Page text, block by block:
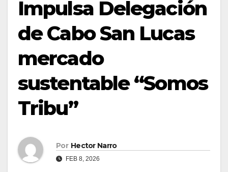
Impulsa Delegación
de Cabo San Lucas
mercado
sustentable “Somos
Tribu”
Por Hector Narro
FEB 8, 2026